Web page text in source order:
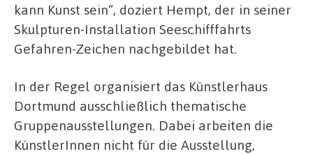
kann Kunst sein“, doziert Hempt, der in seiner
Skulpturen-Installation Seeschifffahrts
Gefahren-Zeichen nachgebildet hat.
In der Regel organisiert das Künstlerhaus
Dortmund ausschließlich thematische
Gruppenausstellungen. Dabei arbeiten die
KünstlerInnen nicht für die Ausstellung,